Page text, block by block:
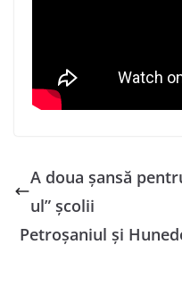
A doua șansă
ul” școlii
Petroșaniul și